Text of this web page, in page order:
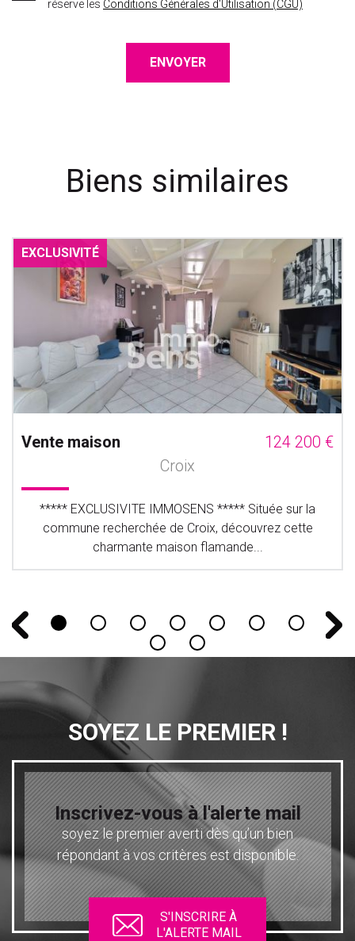
réserve les Conditions Générales d'Utilisation (CGU)
ENVOYER
Biens similaires
EXCLUSIVITÉ
Vente maison
124 200 €
Croix
***** EXCLUSIVITE IMMOSENS ***** Située sur la
commune recherchée de Croix, découvrez cette
charmante maison flamande...
SOYEZ LE PREMIER !
Inscrivez-vous à l'alerte mail
soyez le premier averti dès qu’un bien
répondant à vos critères est disponible.
S'INSCRIRE À
L'ALERTE MAIL